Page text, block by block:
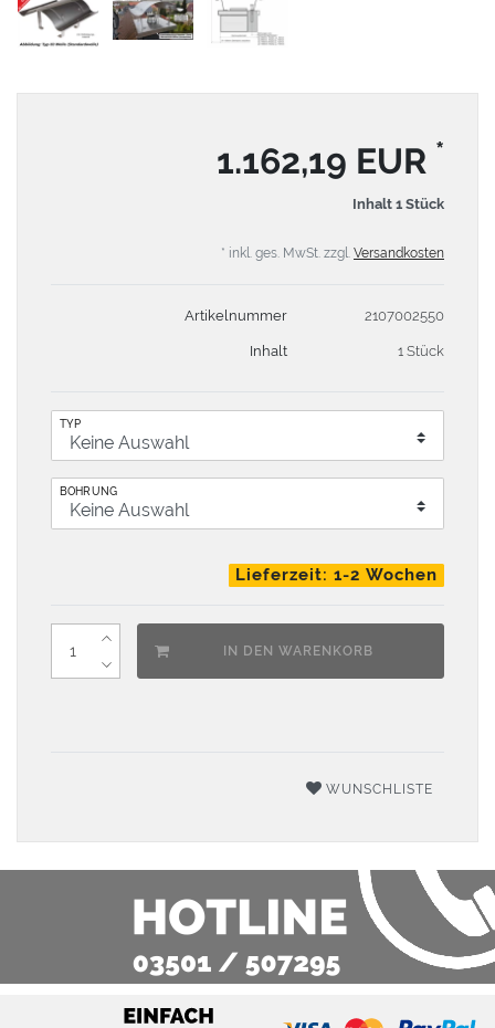
1.162,19 EUR *
Inhalt 1 Stück
* inkl. ges. MwSt. zzgl. Versandkosten
Artikelnummer 2107002550
Inhalt 1 Stück
TYP
BOHRUNG
Lieferzeit: 1-2 Wochen
IN DEN WARENKORB
WUNSCHLISTE